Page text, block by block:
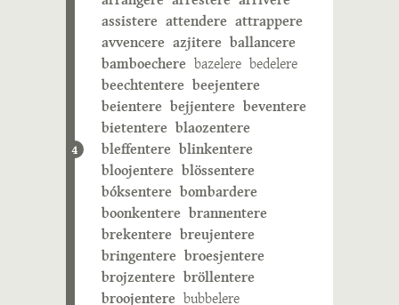
4
assistere attendere attrappere
avvencere azjitere ballancere
bamboechere bazelere bedelere
beechtentere beejentere
beientere bejjentere beventere
bietentere blaozentere
bleffentere blinkentere
bloojentere blössentere
bóksentere bombardere
boonkentere brannentere
brekentere breujentere
bringentere broesjentere
brojzentere bröllentere
broojentere bubbelere